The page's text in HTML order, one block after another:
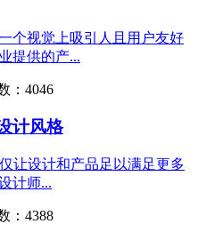
个视觉上吸引人且用户友好
提供的产...
：4046
计风格
让设计和产品足以满足更多
计师...
：4388